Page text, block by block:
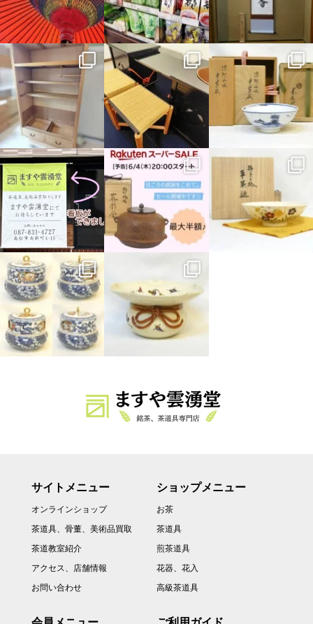
サイトメニュー
オンラインショップ
茶道具、骨董、美術品買取
茶道教室紹介
アクセス、店舗情報
お問い合わせ
ショップメニュー
お茶
茶道具
煎茶道具
花器、花入
高級茶道具